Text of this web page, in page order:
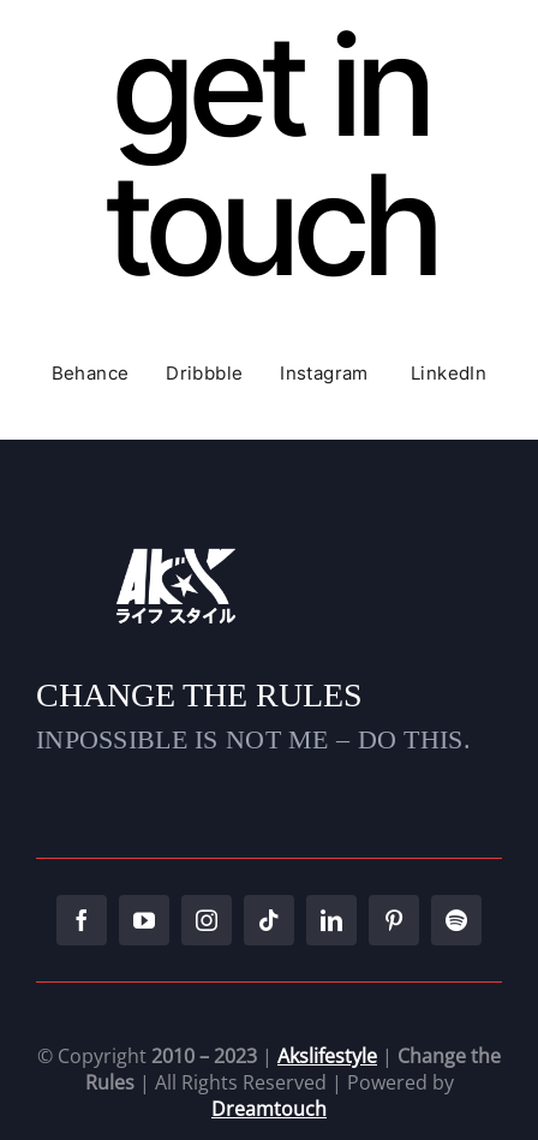
get in
touch
Behance Dribbble Instagram LinkedIn
CHANGE THE RULES
INPOSSIBLE IS NOT ME – DO THIS.
© Copyright 2010 – 2023 | Akslifestyle | Change the
Rules| All Rights Reserved | Powered by
Dreamtouch